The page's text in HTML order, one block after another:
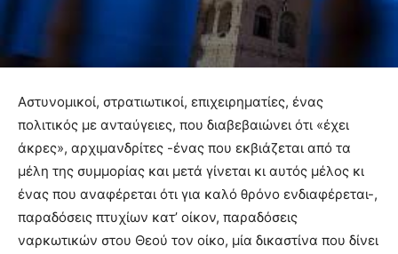
Αστυνομικοί, στρατιωτικοί, επιχειρηματίες, ένας
πολιτικός με ανταύγειες, που διαβεβαιώνει ότι «έχει
άκρες», αρχιμανδρίτες -ένας που εκβιάζεται από τα
μέλη της συμμορίας και μετά γίνεται κι αυτός μέλος κι
ένας που αναφέρεται ότι για καλό θρόνο ενδιαφέρεται-,
παραδόσεις πτυχίων κατ’ οίκον, παραδόσεις
ναρκωτικών στου Θεού τον οίκο, μία δικαστίνα που δίνει